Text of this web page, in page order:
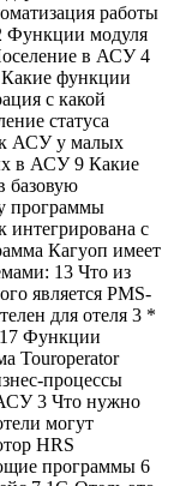
работы
Функции модуля
в АСУ 4
функции
с какой
статуса
к АСУ у малых
в АСУ 9 Какие
базовую
программы
интегрирована с
Кагуоп имеет
13 Что из
является PMS-
для отеля 3 *
Функции
Touroperator
процессы
АСУ 3 Что нужно
могут
HRS
программы 6